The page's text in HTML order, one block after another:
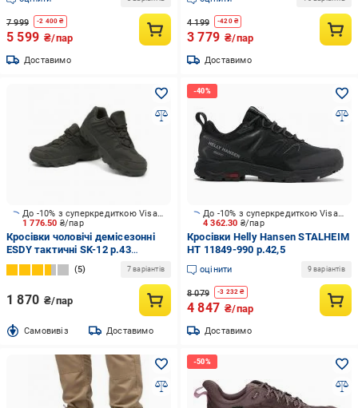
7 999 -2 400 ₴
5 599 ₴/пар
Доставимо
JR4001 р.42 чорні
4 199 -420₴
3 779 ₴/пар
Доставимо
1 776.50 ₴/пар
До -10% з суперкредиткою Visa Вигода
Кросівки чоловічі демісезонні
ESDY тактичні SK-12 р.43
оливкові
5 7 варіантів
1 870 ₴/пар
Cамовивіз Доставимо
4 362.30 ₴/пар
До -10% з суперкредиткою Visa Вигода
Кросівки Helly Hansen STALHEIM
HT 11849-990 р.42,5
оцінити 9 варіантів
8 079 -3 232 ₴
4 847 ₴/пар
Доставимо